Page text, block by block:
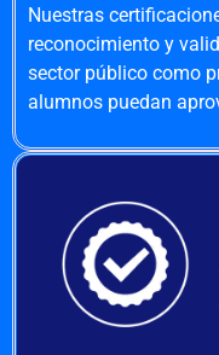
Nuestras
reconocimiento y
sector público como
alumnos puedan